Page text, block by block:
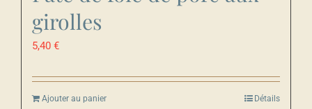
girolles
5,40 €
Ajouter au panier Détails